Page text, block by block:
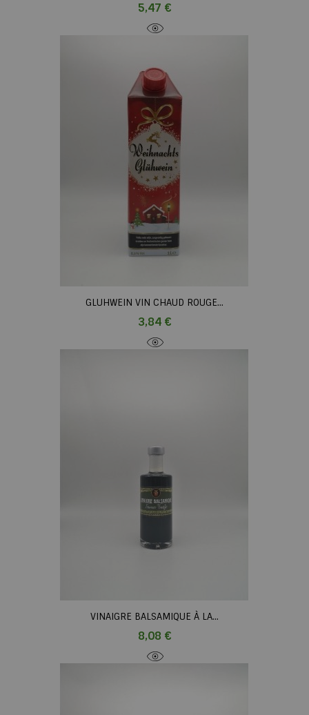
5,47 €Prix
GLUHWEIN VIN CHAUD ROUGE...
3,84 €Prix
VINAIGRE BALSAMIQUE À LA...
8,08 €Prix